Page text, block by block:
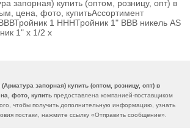
запорная) купить (оптом, розницу, опт) в
цена, фото, купитьАссортимент
1 НННТройник 1" ВВВ никель AS
1" х 1/2 х
запорная) купить (оптом, розницу, опт) в
фото, купить предоставлена компанией-поставщиком
чтобы получить дополнительную информацию, узнать
постаки, нажмите ссылку «Отправить сообщение».